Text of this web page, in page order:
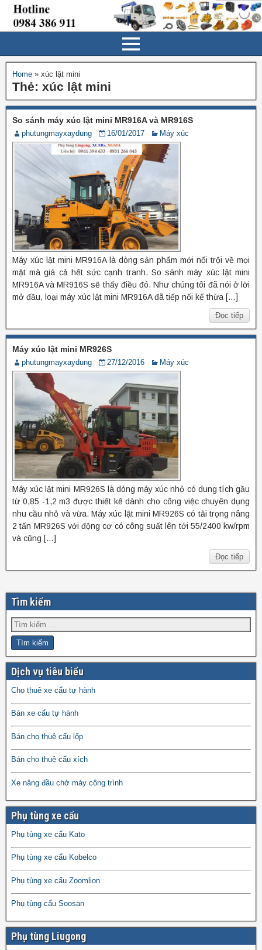
Home » xúc lật mini
Thẻ: xúc lật mini
So sánh máy xúc lật mini MR916A và MR916S
phutungmayxaydung 16/01/2017 Máy xúc
Máy xúc lật mini MR916A là dòng sản phẩm mới nổi trội về mọi
mặt mà giá cả hết sức cạnh tranh. So sánh máy xúc lật mini
MR916A và MR916S sẽ thấy điều đó. Như chúng tôi đã nói ở lời
mở đầu, loại máy xúc lật mini MR916A đã tiếp nối kế thừa […]
Đọc tiếp
Máy xúc lật mini MR926S
phutungmayxaydung 27/12/2016 Máy xúc
Máy xúc lật mini MR926S là dòng máy xúc nhỏ có dung tích gầu
từ 0,85 -1,2 m3 được thiết kế dành cho công việc chuyên dụng
nhu cầu nhỏ và vừa. Máy xúc lật mini MR926S có tải trọng nâng
2 tấn MR926S với động cơ có công suất lên tới 55/2400 kw/rpm
và cũng […]
Đọc tiếp
Tìm kiếm
Dịch vụ tiêu biểu
Cho thuê xe cẩu tự hành
Bán xe cẩu tự hành
Bán cho thuê cẩu lốp
Bán cho thuê cẩu xích
Xe nâng đầu chở máy công trình
Phụ tùng xe cẩu
Phụ tùng xe cẩu Kato
Phụ tùng xe cẩu Kobelco
Phụ tùng xe cẩu Zoomlion
Phụ tùng cẩu Soosan
Phụ tùng Liugong